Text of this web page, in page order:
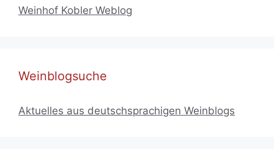
Weinhof Kobler Weblog
Weinblogsuche
Aktuelles aus deutschsprachigen Weinblogs